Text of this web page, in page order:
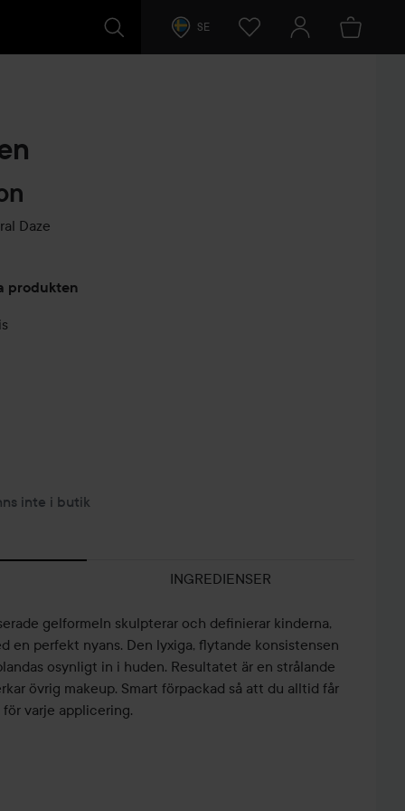
SE
Daze
produkten
inte i butik
INGREDIENSER
gelformeln skulpterar och definierar kinderna,
en perfekt nyans. Den lyxiga, flytande konsistensen
osynligt in i huden. Resultatet är en strålande
övrig makeup. Smart förpackad så att du alltid får
varje applicering.